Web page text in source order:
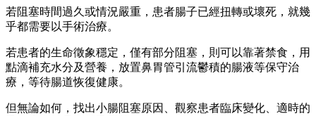
若阻塞時間過久或情況嚴重，患者腸子已經扭轉或壞死，就幾
乎都需要以手術治療。
若患者的生命徵象穩定，僅有部分阻塞，則可以靠著禁食，用
點滴補充水分及營養，放置鼻胃管引流鬱積的腸液等保守治
療，等待腸道恢復健康。
但無論如何，找出小腸阻塞原因、觀察患者臨床變化、適時的